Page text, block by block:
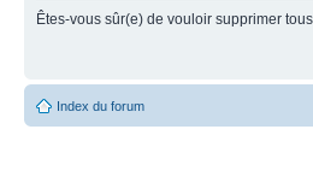
Êtes-vous sûr(e) de vouloir supprimer
Index du forum